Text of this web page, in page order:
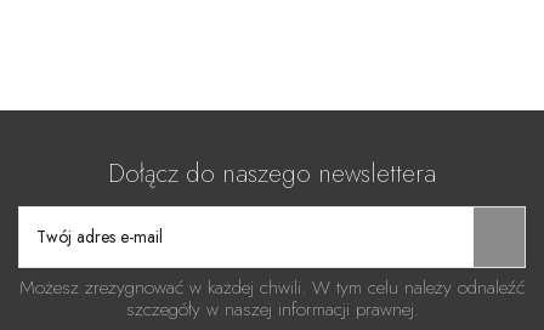
Dołącz do naszego newslettera
Możesz zrezygnować w każdej chwili. W tym celu należy odnaleźć
szczegóły w naszej informacji prawnej.